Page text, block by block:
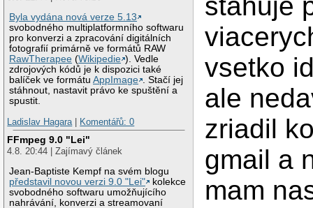
Byla vydána nová verze 5.13
svobodného multiplatformního softwaru
pro konverzi a zpracování digitálních
fotografií primárně ve formátů RAW
RawTherapee (Wikipedie ). Vedle
zdrojových kódů je k dispozici také
balíček ve formátuAppImage . Stačí jej
stáhnout, nastavit právo ke spuštění a
spustit.
Ladislav Hagara
Komentářů: 0
FFmpeg 9.0 "Lei"
4.8. 20:44 | Zajímavý článek
Jean-Baptiste Kempf na svém blogu
představil novou verzi 9.0 "Lei"
kolekce
svobodného softwaru umožňujícího
nahrávání, konverzi a streamovaní
stahuje
vsetko
ale
zriadil
gmail a
mam